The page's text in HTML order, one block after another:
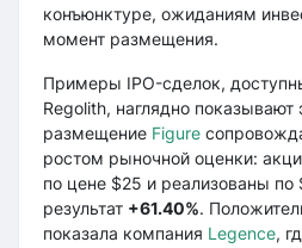
конъюнктуре, ожиданиям
момент размещения.
Примеры IPO-сделок,
Regolith, наглядно показывают
размещение Figure
ростом рыночной оценки:
по цене $25 и реализованы по
результат +61.40%.
показала компания Legence,